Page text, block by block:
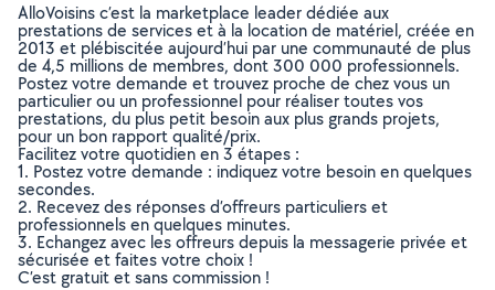
AlloVoisins c’est la marketplace leader dédiée aux
prestations de services et à la location de matériel, créée en
2013 et plébiscitée aujourd’hui par une communauté de plus
de 4,5 millions de membres, dont 300 000 professionnels.
Postez votre demande et trouvez proche de chez vous un
particulier ou un professionnel pour réaliser toutes vos
prestations, du plus petit besoin aux plus grands projets,
pour un bon rapport qualité/prix.
Facilitez votre quotidien en 3 étapes :
1. Postez votre demande : indiquez votre besoin en quelques
secondes.
2. Recevez des réponses d’offreurs particuliers et
professionnels en quelques minutes.
3. Echangez avec les offreurs depuis la messagerie privée et
sécurisée et faites votre choix !
C’est gratuit et sans commission !